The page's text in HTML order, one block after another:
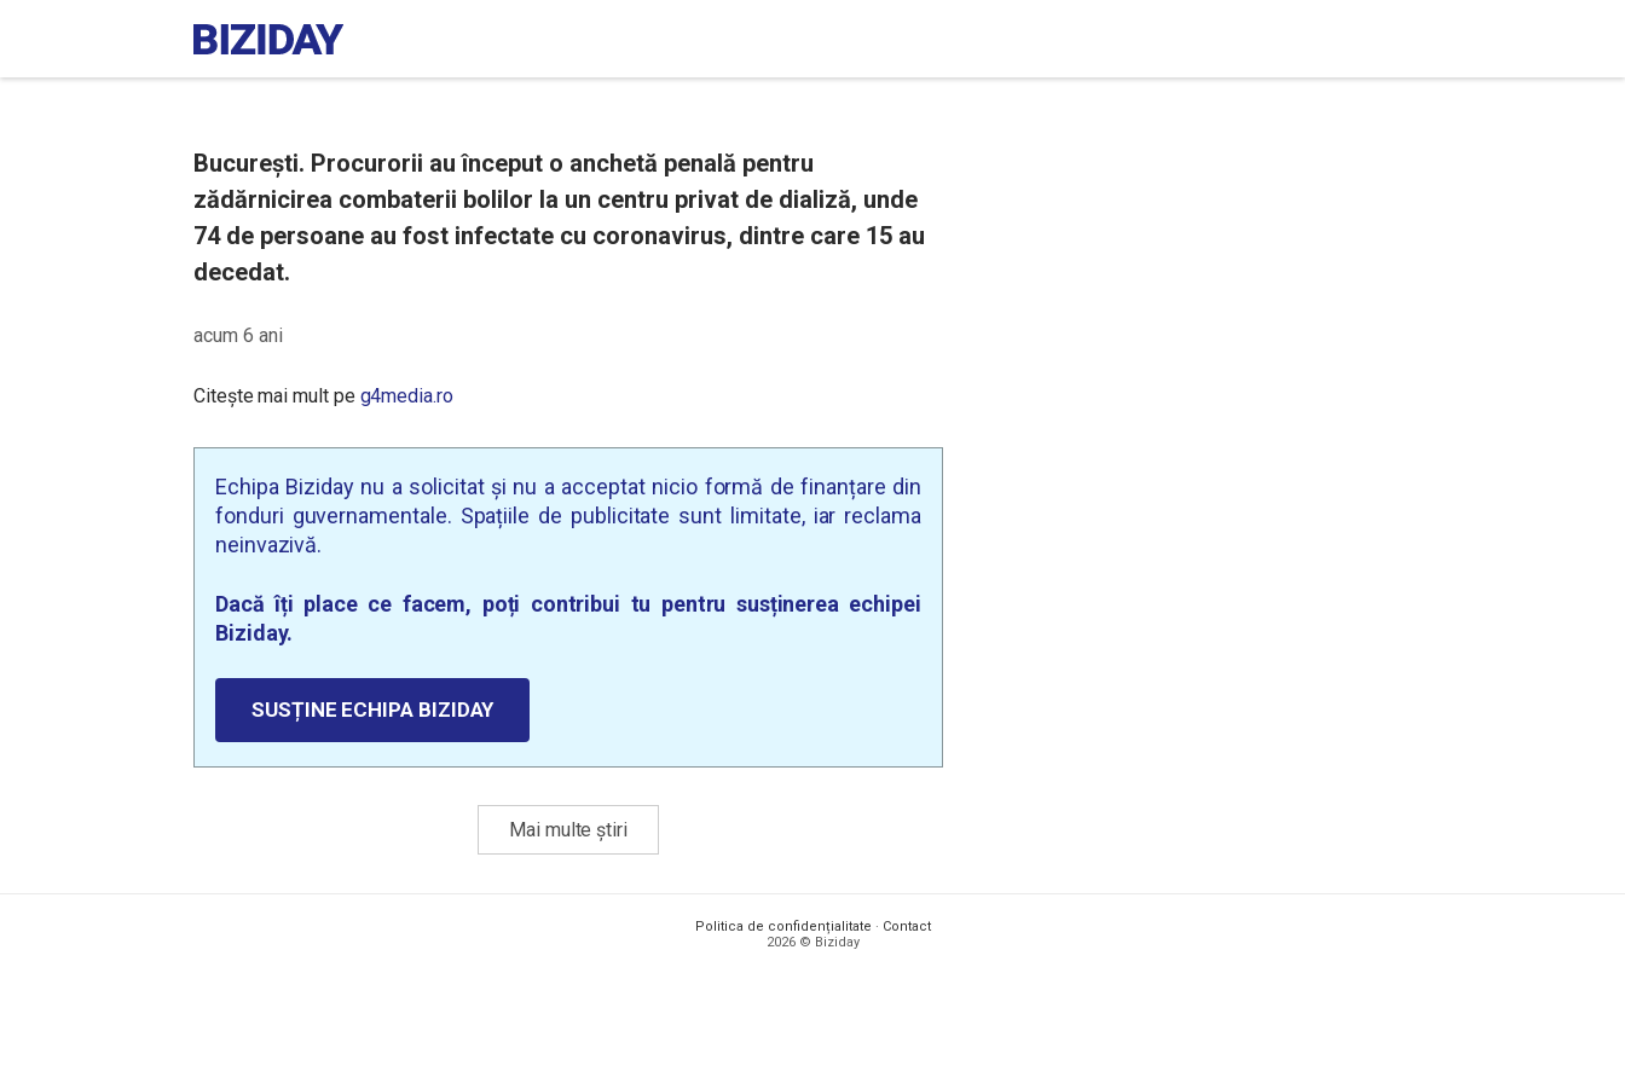
București. Procurorii au început o anchetă penală pentru
zădărnicirea combaterii bolilor la un centru privat de dializă, unde
74 de persoane au fost infectate cu coronavirus, dintre care 15 au
decedat.
acum 6 ani
Citește mai mult pe g4media.ro
Echipa Biziday nu a solicitat și nu a acceptat nicio formă de finanțare din
fonduri guvernamentale. Spațiile de publicitate sunt limitate, iar reclama
neinvazivă.
Dacă îți place ce facem, poți contribui tu pentru susținerea echipei
Biziday.
SUSȚINE ECHIPA BIZIDAY
Mai multe știri
Politica de confidențialitate · Contact
2026 © Biziday